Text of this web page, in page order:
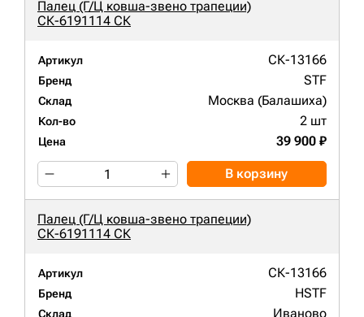
Палец (Г/Ц ковша-звено трапеции)
СК-6191114 СК
Артикул СК-13166
Бренд STF
Склад Москва (Балашиха)
Кол-во 2 шт
Цена 39 900 ₽
В корзину
Палец (Г/Ц ковша-звено трапеции)
СК-6191114 СК
Артикул СК-13166
Бренд HSTF
Склад Иваново